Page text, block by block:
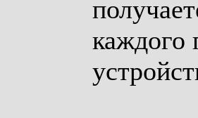
каждого